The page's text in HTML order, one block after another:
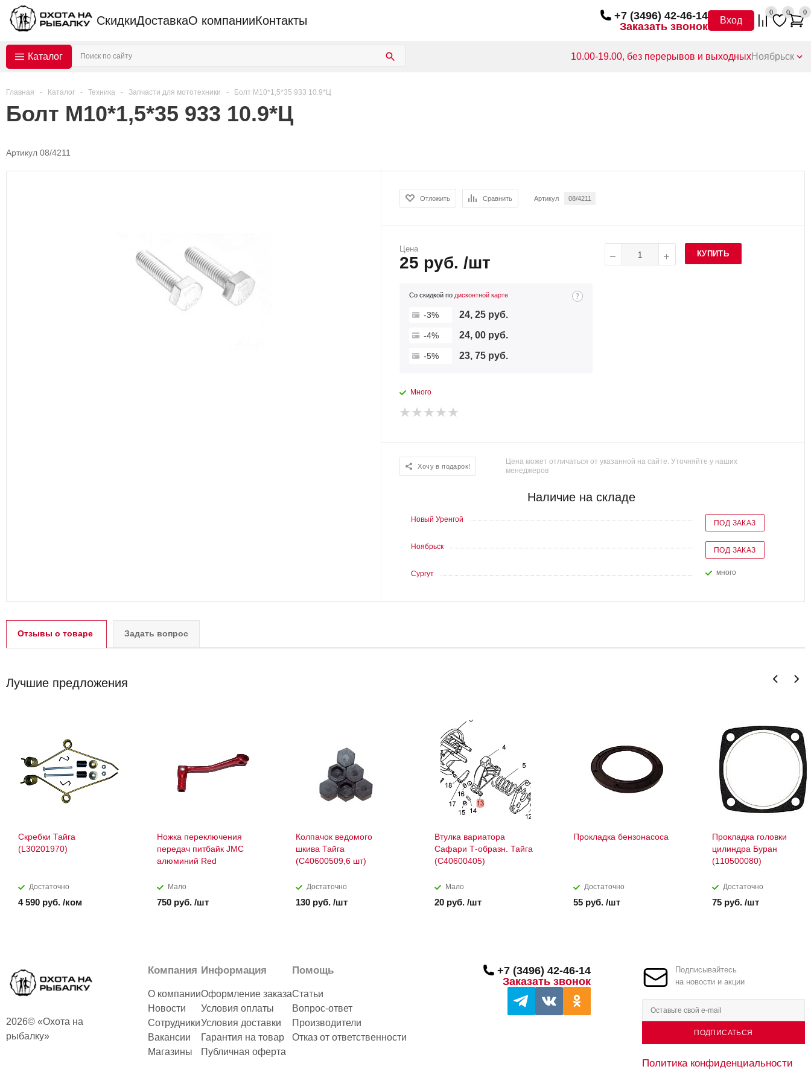
СкидкиДоставкаО компанииКонтакты
+7 (3496) 42-46-14
Заказать звонок
Вход
0 0 0
Каталог 10.00-19.00, без перерывов и выходныхНоябрьск
Главная - Каталог - Техника - Запчасти для мототехники - Болт М10*1,5*35 933 10.9*Ц
Болт М10*1,5*35 933 10.9*Ц
Артикул 08/4211
Отложить Сравнить Артикул 08/4211
Цена
25 руб. /шт
Со скидкой подисконтной карте
-3% 24, 25 руб.
-4% 24, 00 руб.
-5% 23, 75 руб.
Много
КУПИТЬ
Хочу в подарок!
Цена может отличаться от указанной на сайте. Уточняйте у наших
менеджеров
Наличие на складе
Новый Уренгой ПОД ЗАКАЗ
Ноябрьск ПОД ЗАКАЗ
Сургут Много
Отзывы о товаре Задать вопрос
Лучшие предложения
Скребки Тайга
(L30201970)
Достаточно
4 590 руб. /ком
Ножка переключения
передач питбайк JMC
алюминий Red
Мало
750 руб. /шт
Колпачок ведомого
шкива Тайга
(C40600509,6 шт)
Достаточно
130 руб. /шт
Втулка вариатора
Сафари Т-образн. Тайга
(С40600405)
Мало
20 руб. /шт
Прокладка бензонасоса
Достаточно
55 руб. /шт
Прокладка головки
цилиндра Буран
(110500080)
Достаточно
75 руб. /шт
2026© «Охота на
рыбалку»
Компания
О компании
Новости
Сотрудники
Вакансии
Магазины
Информация
Оформление заказа
Условия оплаты
Условия доставки
Гарантия на товар
Публичная оферта
Помощь
Статьи
Вопрос-ответ
Производители
Отказ от ответственности
+7 (3496) 42-46-14
Заказать звонок
Подписывайтесь
на новости и акции
ПОДПИСАТЬСЯ
Политика конфиденциальности